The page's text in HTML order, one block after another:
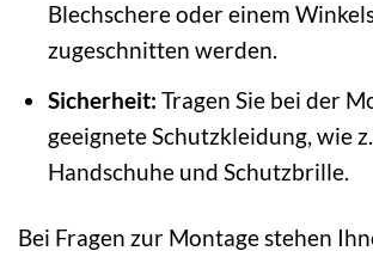
Blechschere oder einem
zugeschnitten werden.
Sicherheit: Tragen Sie bei der
geeignete Schutzkleidung, wie
Handschuhe und Schutzbrille.
Bei Fragen zur Montage stehen